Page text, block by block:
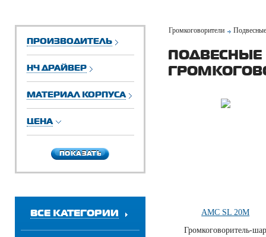
ПРОИЗВОДИТЕЛЬ
НЧ ДРАЙВЕР
МАТЕРИАЛ КОРПУСА
ЦЕНА
ПОКАЗАТЬ
ПОКАЗАТЬ
ВСЕ КАТЕГОРИИ
Громкоговорители
ПОДВЕСНЫЕ
AMC SL 20M
Громкоговоритель-